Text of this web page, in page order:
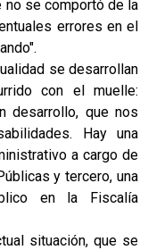
no se comportó de la
errores en el
se desarrollan
con el muelle:
desarrollo, que nos
Hay una
a cargo de
y tercero, una
en la Fiscalía
situación, que se